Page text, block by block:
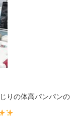
りの体高パンパンの